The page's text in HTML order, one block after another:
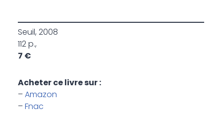
Seuil, 2008
112 p.,
7 €
Acheter ce livre sur :
–Amazon
–Fnac